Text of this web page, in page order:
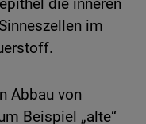
die inneren
im
Abbau von
Beispiel „alte“